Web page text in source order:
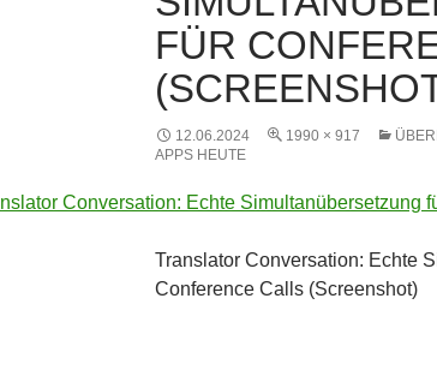
FÜR
12.06.2024 1990 × 917
APPS HEUTE
Translator Conversation: Echte
Conference Calls (Screenshot)